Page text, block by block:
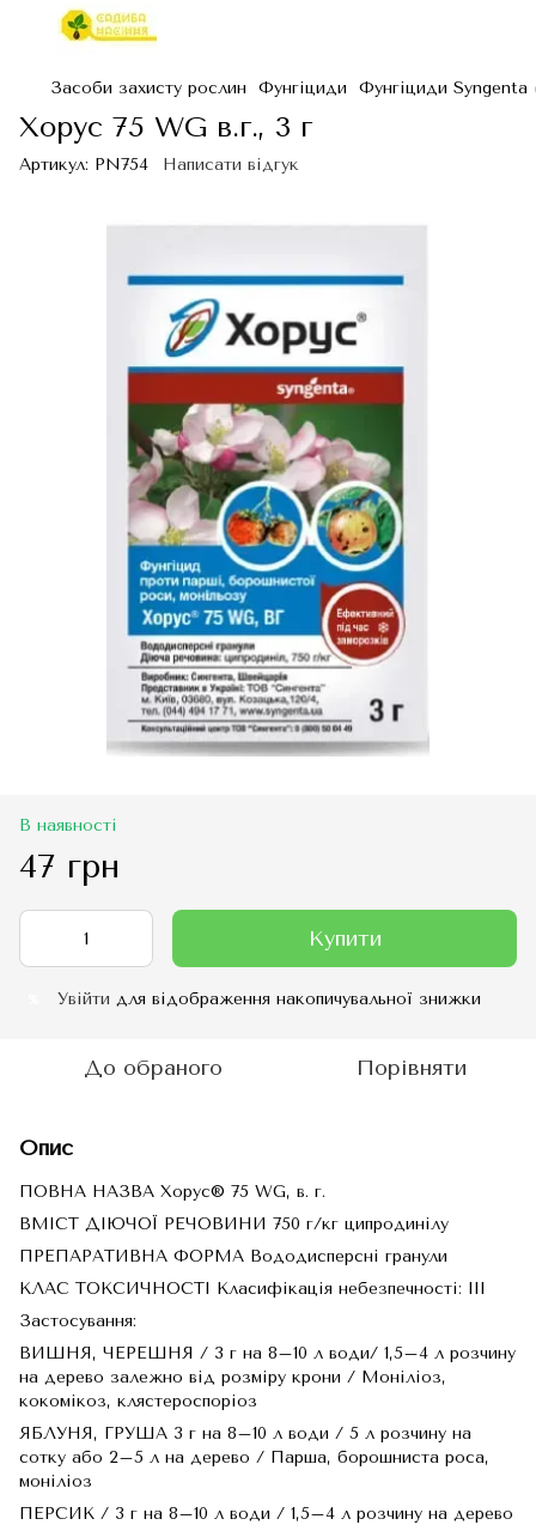
Засоби захисту рослин Фунгіциди Фунгіциди Syngenta
Хорус 75 WG в.г., 3 г
Артикул: PN754 Написати відгук
В наявності
47 грн
Купити
Увійти для відображення накопичувальної знижки
До обраного Порівняти
Опис
ПОВНА НАЗВА Хорус® 75 WG, в. г.
ВМІСТ ДІЮЧОЇ РЕЧОВИНИ 750 г/кг ципродинілу
ПРЕПАРАТИВНА ФОРМА Вододисперсні гранули
КЛАС ТОКСИЧНОСТІ Класифікація небезпечності: III
Застосування:
ВИШНЯ, ЧЕРЕШНЯ / 3 г на 8–10 л води/ 1,5–4 л розчину
на дерево залежно від розміру крони / Моніліоз,
кокомікоз, клястероспоріоз
ЯБЛУНЯ, ГРУША 3 г на 8–10 л води / 5 л розчину на
сотку або 2–5 л на дерево / Парша, борошниста роса,
моніліоз
ПЕРСИК / 3 г на 8–10 л води / 1,5–4 л розчину на дерево